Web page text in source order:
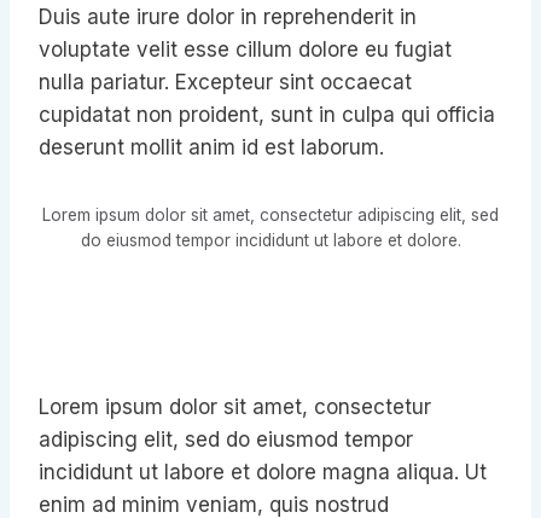
Duis aute irure dolor in reprehenderit in
voluptate velit esse cillum dolore eu fugiat
nulla pariatur. Excepteur sint occaecat
cupidatat non proident, sunt in culpa qui officia
deserunt mollit anim id est laborum.
Lorem ipsum dolor sit amet, consectetur adipiscing elit, sed
do eiusmod tempor incididunt ut labore et dolore.
Lorem ipsum dolor sit amet, consectetur
adipiscing elit, sed do eiusmod tempor
incididunt ut labore et dolore magna aliqua. Ut
enim ad minim veniam, quis nostrud